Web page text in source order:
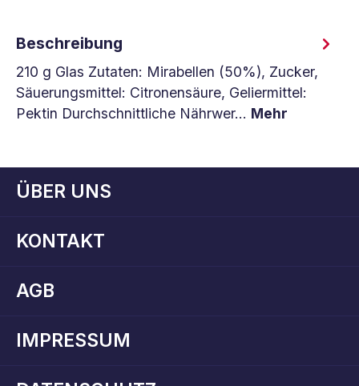
Beschreibung
210 g Glas Zutaten: Mirabellen (50%), Zucker,
Säuerungsmittel: Citronensäure, Geliermittel:
Pektin Durchschnittliche Nährwer… Mehr
ÜBER UNS
KONTAKT
AGB
IMPRESSUM